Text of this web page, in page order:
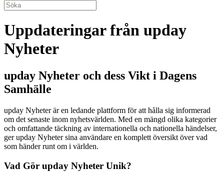
Uppdateringar från upday
Nyheter
upday Nyheter och dess Vikt i Dagens
Samhälle
upday Nyheter är en ledande plattform för att hålla sig informerad
om det senaste inom nyhetsvärlden. Med en mängd olika kategorier
och omfattande täckning av internationella och nationella händelser,
ger upday Nyheter sina användare en komplett översikt över vad
som händer runt om i världen.
Vad Gör upday Nyheter Unik?